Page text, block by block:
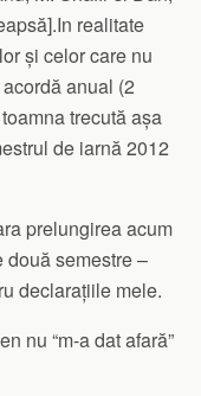
realitate
și celor care nu
anual (2
trecută așa
de iarnă 2012
prelungirea acum
două semestre –
declarațiile mele.
nu “m-a dat afară”